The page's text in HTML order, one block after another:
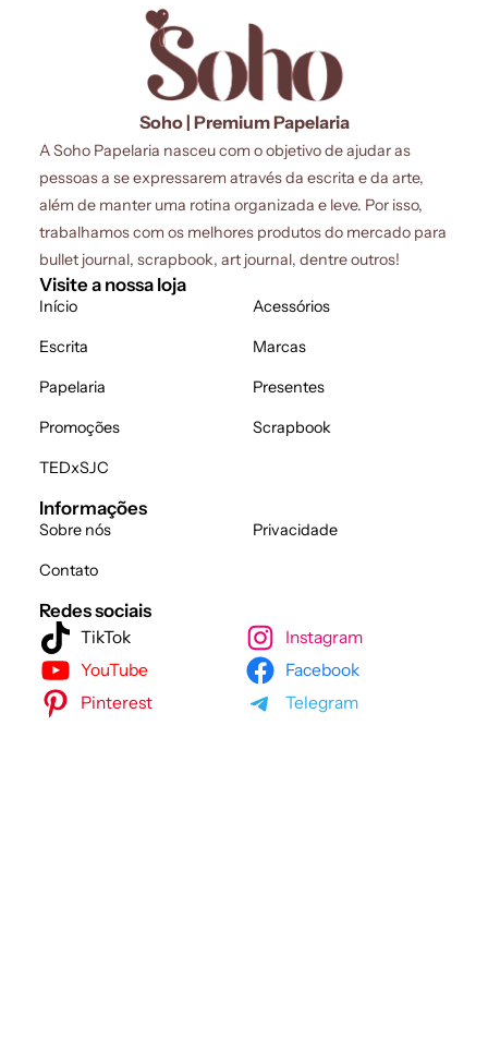
Soho | Premium Papelaria
A Soho Papelaria nasceu com o objetivo de ajudar as
pessoas a se expressarem através da escrita e da arte,
além de manter uma rotina organizada e leve. Por isso,
trabalhamos com os melhores produtos do mercado para
bullet journal, scrapbook, art journal, dentre outros!
Visite a nossa loja
Início Acessórios
Escrita Marcas
Papelaria Presentes
Promoções Scrapbook
TEDxSJC
Informações
Sobre nós Privacidade
Contato
Redes sociais
TikTok
Instagram
YouTube
Facebook
Pinterest
Telegram